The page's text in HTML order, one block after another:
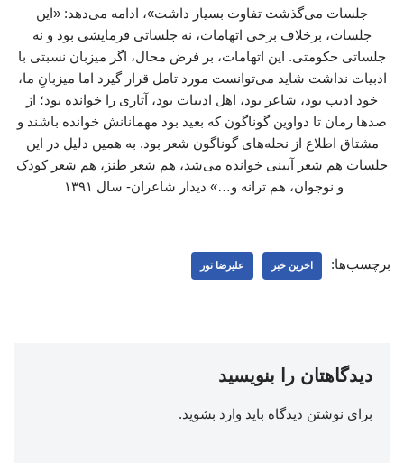
جلسات می‌گذشت تفاوت بسیار داشت»، ادامه می‌دهد: «این
جلسات، برخلاف برخی اتهامات، نه جلساتی فرمایشی بود و نه
جلساتی حکومتی. این اتهامات، بر فرض محال، اگر میزبان نسبتی با
ادبیات نداشت شاید می‌توانست مورد تامل قرار گیرد اما میزبانِ ما،
خود ادیب بود، شاعر بود، اهل ادبیات بود، آثاری را خوانده بود؛ از
صدها رمان تا دواوین گوناگون که بعید بود مهمانانش خوانده باشند و
مشتاق اطلاع از نحله‌های گوناگون شعر بود. به همین دلیل در این
جلسات هم شعر آیینی خوانده می‌شد، هم شعر طنز، هم شعر کودک
و نوجوان، هم ترانه و…» دیدار شاعران- سال ۱۳۹۱
برچسب‌ها: اخرین خبر علیرضا تور
دیدگاهتان را بنویسید
برای نوشتن دیدگاه باید وارد بشوید.